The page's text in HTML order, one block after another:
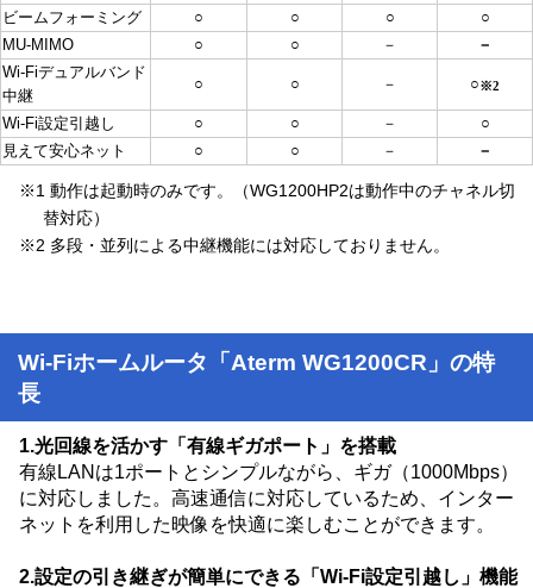
ビームフォーミング ○ ○ ○ ○
MU-MIMO ○ ○ －
－
Wi-Fiデュアルバンド
中継
○ ○ － ○※2
Wi-Fi設定引越し ○ ○ － ○
見えて安心ネット ○ ○ － －
※1 動作は起動時のみです。（WG1200HP2は動作中のチャネル切
替対応）
※2 多段・並列による中継機能には対応しておりません。
Wi-Fiホームルータ「Aterm WG1200CR」の特
長
1.光回線を活かす「有線ギガポート」を搭載
有線LANは1ポートとシンプルながら、ギガ（1000Mbps）
に対応しました。高速通信に対応しているため、インター
ネットを利用した映像を快適に楽しむことができます。
2.設定の引き継ぎが簡単にできる「Wi-Fi設定引越し」機能